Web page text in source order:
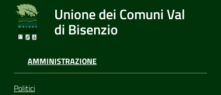
Unione dei Comuni Val
di Bisenzio
AMMINISTRAZIONE
Politici